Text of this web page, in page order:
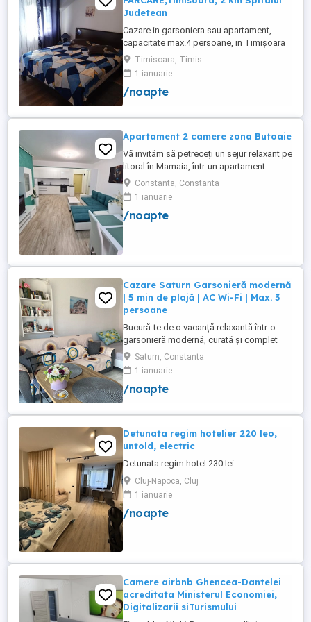
Judetean
Cazare in garsoniera sau apartament,
capacitate max.4 persoane, in Timișoara
la 2 km de Spitalul Judetean. (la doua
strazi)de zona Calea Buziasului
Lic.Electrotimis si la 2 km de Mosnita
Noua Centura. PARCARE. Situat la et.1 al
+wifi , frigider, mașină spălat, ...
Timisoara, Timis
1 ianuarie
/noapte
Apartament 2 camere zona Butoaie
Vă invităm să petreceți un sejur relaxant pe
litoral în Mamaia, într-un apartament
modern, situat în complexul Moonlight,
Residence, zona centrală una dintre cele
mai căutate locații din stațiune. Locație
excelentă la doar câțiva pași de plajă,
Constanta, Constanta
1 ianuarie
/noapte
Cazare Saturn Garsonieră modernă
| 5 min de plajă | AC Wi-Fi | Max. 3
persoane
Bucură-te de o vacanță relaxantă într-o
garsonieră modernă, curată și complet
utilată, ideală pentru până la 3 persoane.
Liberă în perioada 8-12 august! Nu rata
ocazia de a petrece câteva zile la mare!
Facilități: Pat matrimonial + canapea
un imobil ...
Saturn, Constanta
1 ianuarie
/noapte
Detunata regim hotelier 220 leo,
untold, electric
Detunata regim hotel 230 lei
Cluj-Napoca, Cluj
1 ianuarie
/noapte
Camere airbnb Ghencea-Dantelei
acreditata Ministerul Economiei,
Digitalizarii siTurismului